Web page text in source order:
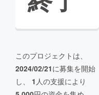
このプロジェクトは、
2024/02/21に募集を開始
し、 1 人の支援により